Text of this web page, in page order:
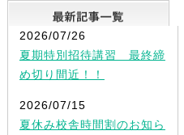
2026/07/26
夏期特別招待講習 最終締
め切り間近！！
2026/07/15
夏休み校舎時間割のお知ら